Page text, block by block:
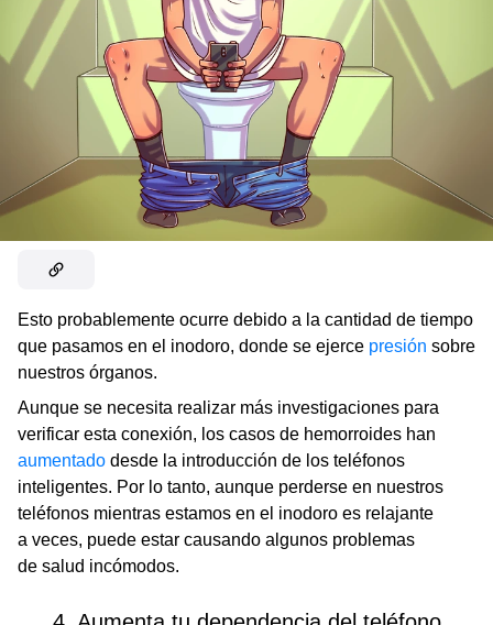
Esto probablemente ocurre debido a la cantidad de tiempo
que pasamos en el inodoro, donde se ejerce presión sobre
nuestros órganos.
Aunque se necesita realizar más investigaciones para
verificar esta conexión, los casos de hemorroides han
aumentado desde la introducción de los teléfonos
inteligentes. Por lo tanto, aunque perderse en nuestros
teléfonos mientras estamos en el inodoro es relajante
a veces, puede estar causando algunos problemas
de salud incómodos.